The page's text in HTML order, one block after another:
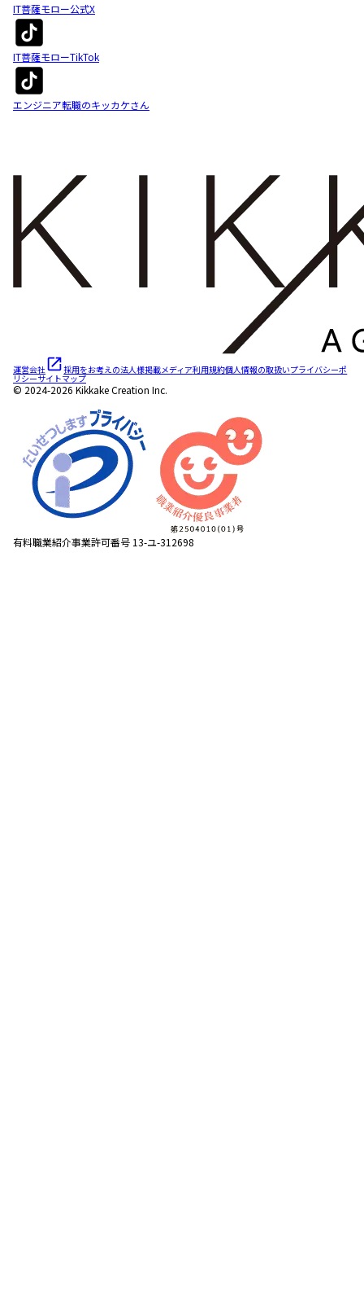
IT菩薩モロー公式X
IT菩薩モローTikTok
エンジニア転職のキッカケさん
運営会社 採用をお考えの法人様掲載メディア利用規約個人情報の取扱いプライバシーポ
リシーサイトマップ
© 2024-2026 Kikkake Creation Inc.
有料職業紹介事業許可番号 13-ユ-312698